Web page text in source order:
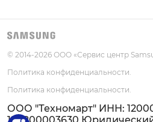
© 2014-2026 ООО «Сервис центр
Политика конфиденциальности.
Политика конфиденциальности.
ООО "Техномарт" ИНН: